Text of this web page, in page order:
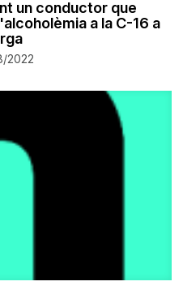
un conductor que
a la C-16 a
2022